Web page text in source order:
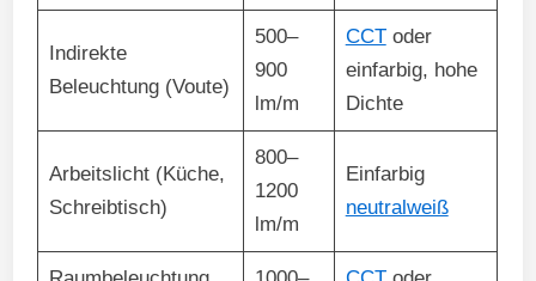
Indirekte
Beleuchtung (Voute)
500–
900
lm/m
CCToder
einfarbig, hohe
Dichte
Arbeitslicht (Küche,
Schreibtisch)
800–
1200
lm/m
Einfarbig
neutralweiß